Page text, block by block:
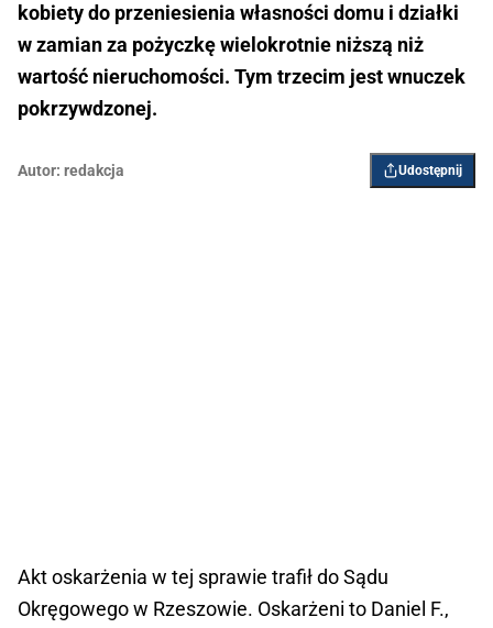
kobiety do przeniesienia własności domu i działki
w zamian za pożyczkę wielokrotnie niższą niż
wartość nieruchomości. Tym trzecim jest wnuczek
pokrzywdzonej.
Autor: redakcja Udostępnij
Akt oskarżenia w tej sprawie trafił do Sądu
Okręgowego w Rzeszowie. Oskarżeni to Daniel F.,